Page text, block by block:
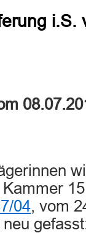
i.S.
04, vom